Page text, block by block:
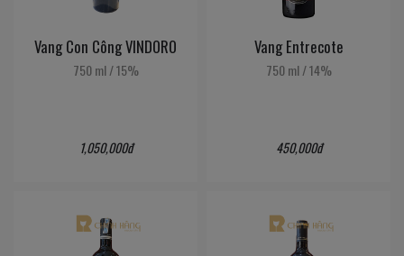
Vang Con Công VINDORO
750 ml /15%
1,050,000đ
Vang Entrecote
750 ml /14%
450,000đ